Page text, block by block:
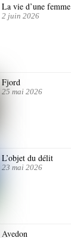
La vie d’une femme
2 juin 2026
Fjord
25 mai 2026
L’objet du délit
23 mai 2026
Avedon